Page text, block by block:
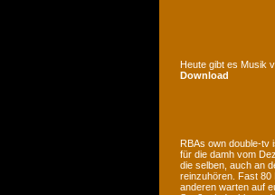
Heute gibt es Musik
Download
RBAs own double-tv
für die damh vom
die selben, auch an
reinzuhören. Fast 80
anderen warten auf